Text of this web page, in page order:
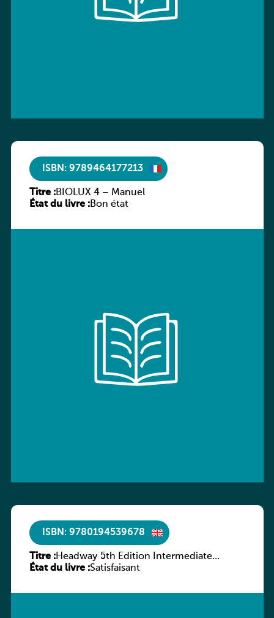
ISBN: 9789464177213
Titre :BIOLUX 4 – Manuel
État du livre :Bon état
ISBN: 9780194539678
Titre :Headway 5th Edition Intermediate
Workbook without key
État du livre :Satisfaisant